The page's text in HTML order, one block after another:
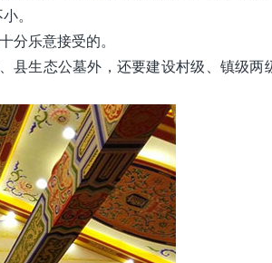
。
分乐意接受的。
县生态公墓外，还要建设村级、镇级两